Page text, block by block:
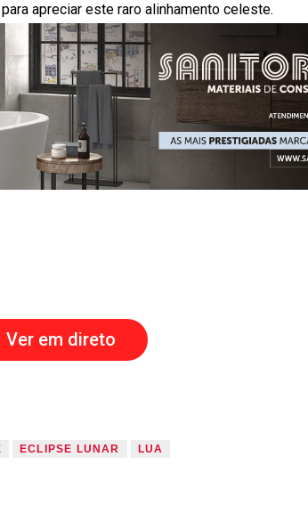
apreciar este raro alinhamento celeste.
Ver em direto
ECLIPSE LUNAR LUA